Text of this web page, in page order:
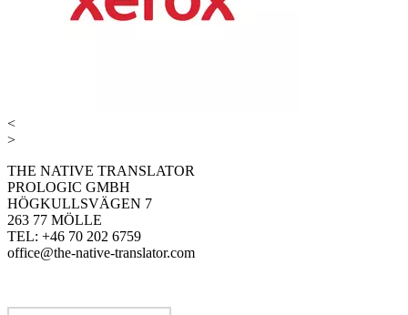
<
>
THE NATIVE TRANSLATOR
PROLOGIC GMBH
HÖGKULLSVÄGEN 7
263 77 MÖLLE
TEL: +46 70 202 6759
office@the-native-translator.com